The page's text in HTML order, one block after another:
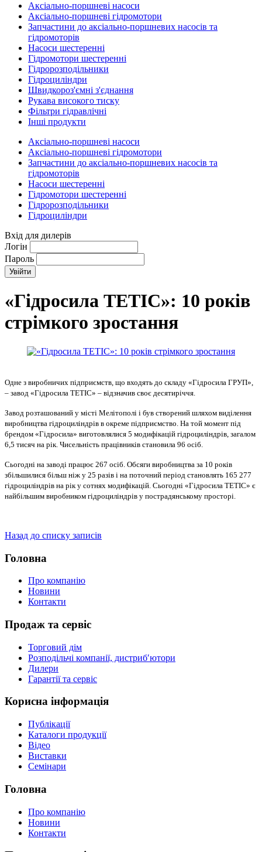
Аксіально-поршневі насоси
Аксіально-поршневі гідромотори
Запчастини до аксіально-поршневих насосів та
гідромоторів
Насоси шестеренні
Гідромотори шестеренні
Гідророзподільники
Гідроциліндри
Швидкороз'ємні з'єднання
Рукава високого тиску
Фільтри гідравлічні
Інші продукти
Аксіально-поршневі насоси
Аксіально-поршневі гідромотори
Запчастини до аксіально-поршневих насосів та
гідромоторів
Насоси шестеренні
Гідромотори шестеренні
Гідророзподільники
Гідроциліндри
Вхід для дилерів
Логін
Пароль
«Гідросила ТЕТІС»: 10 років
стрімкого зростання
Одне з виробничих підприємств, що входять до складу «Гідросила ГРУП»,
– завод «Гідросила ТЕТІС» – відзначив своє десятиріччя.
Завод розташований у місті Мелітополі і був створений шляхом виділення
виробництва гідроциліндрів в окреме підприємство. На той момент під
брендом «Гідросила» виготовлялися 5 модифікацій гідроциліндрів, загалом
6,5 тисяч на рік. Чисельність працівників становила 96 осіб.
Сьогодні на заводі працює 267 осіб. Обсяги виробництва за 10 років
збільшилися більш ніж у 25 разів і на поточний період становлять 165 277
гідроциліндрів на рік у сотнях модифікацій. Сьогодні «Гідросила ТЕТІС» є
найбільшим виробником гідроциліндрів у пострадянському просторі.
Назад до списку записів
Головна
Про компанію
Новини
Контакти
Продаж та сервіс
Торговий дім
Розподільчі компанії, дистриб′ютори
Дилери
Гарантії та сервіс
Корисна інформація
Публікації
Каталоги продукції
Відео
Виставки
Семінари
Головна
Про компанію
Новини
Контакти